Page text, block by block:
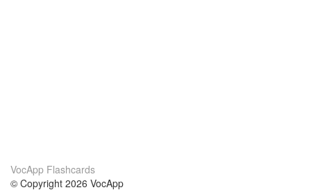
VocApp Flashcards
© Copyright 2026 VocApp